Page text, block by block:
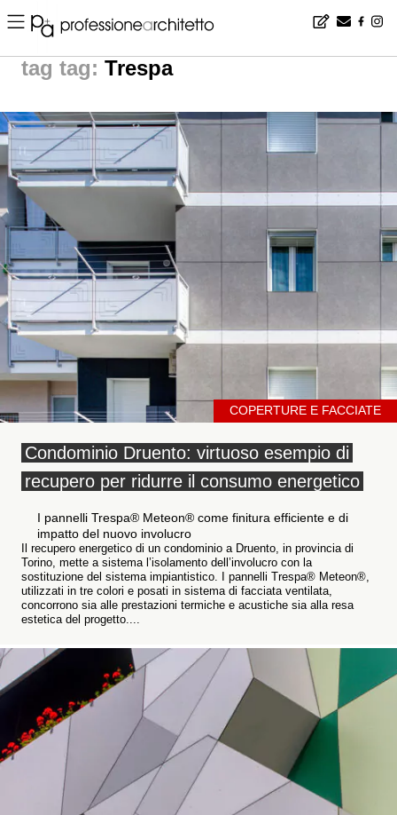
Home ▪ products ▪ tag: Trespa | p+A products
tag: Trespa
COPERTURE E FACCIATE
Condominio Druento: virtuoso esempio di
recupero per ridurre il consumo energetico
I pannelli Trespa® Meteon® come finitura efficiente e di
impatto del nuovo involucro
Il recupero energetico di un condominio a Druento, in provincia di
Torino, mette a sistema l’isolamento dell’involucro con la
sostituzione del sistema impiantistico. I pannelli Trespa® Meteon®,
utilizzati in tre colori e posati in sistema di facciata ventilata,
concorrono sia alle prestazioni termiche e acustiche sia alla resa
estetica del progetto....